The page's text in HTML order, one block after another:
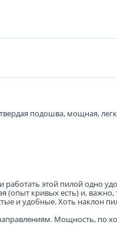
подошва, мощная,
работать этой пилой одно
(опыт кривых есть) и, важно,
и удобные. Хоть наклон
Мощность, по